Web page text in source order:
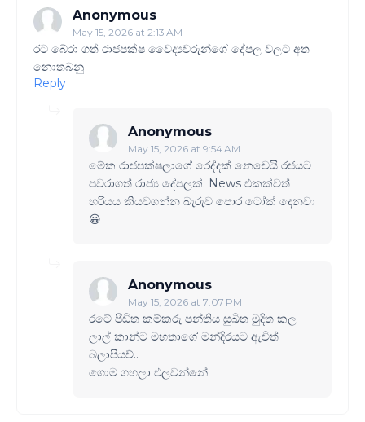
Anonymous
May 15, 2026 at 2:13 AM
රට බේරා ගත් රාජපක්ෂ වෛද්‍යවරුන්ගේ දේපල වලට අත
නොතබනු
Reply
Anonymous
May 15, 2026 at 9:54 AM
මේක රාජපක්ෂලාගේ රෙද්දක් නෙවෙයි රජයට
පවරාගත් රාජ්‍ය දේපලක්. News එකක්වත්
හරියය කියවගන්න බැරුව පොර ටෝක් දෙනවා
😀
Anonymous
May 15, 2026 at 7:07 PM
රටේ පීඩිත කම්කරු පන්තිය සුඛිත මුදිත කල
ලාල් කාන්ට මහතාගේ මන්දිරයට ඇවිත්
බලාපියව්..
ගොම ගහලා එලවන්නේ